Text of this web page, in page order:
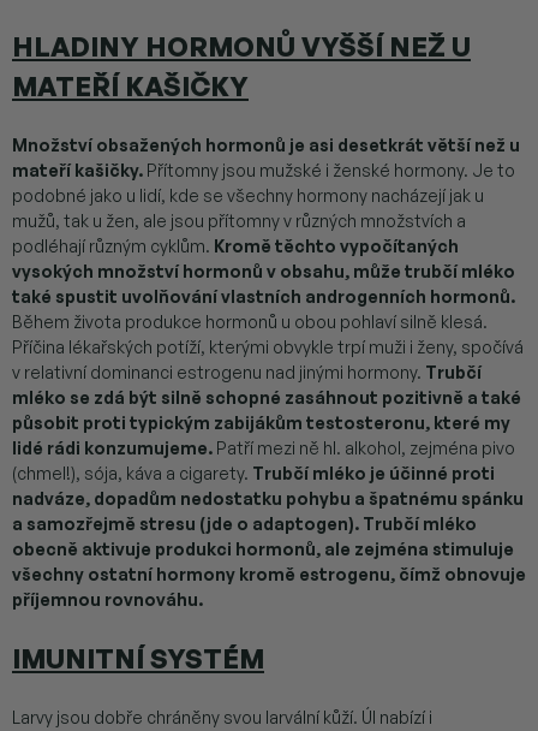
HLADINY HORMONŮ VYŠŠÍ NEŽ U
MATEŘÍ KAŠIČKY
Množství obsažených hormonů je asi desetkrát větší než u
mateří kašičky. Přítomny jsou mužské i ženské hormony. Je to
podobné jako u lidí, kde se všechny hormony nacházejí jak u
mužů, tak u žen, ale jsou přítomny v různých množstvích a
podléhají různým cyklům. Kromě těchto vypočítaných
vysokých množství hormonů v obsahu, může trubčí mléko
také spustit uvolňování vlastních androgenních hormonů.
Během života produkce hormonů u obou pohlaví silně klesá.
Příčina lékařských potíží, kterými obvykle trpí muži i ženy, spočívá
v relativní dominanci estrogenu nad jinými hormony. Trubčí
mléko se zdá být silně schopné zasáhnout pozitivně a také
působit proti typickým zabijákům testosteronu, které my
lidé rádi konzumujeme. Patří mezi ně hl. alkohol, zejména pivo
(chmel!), sója, káva a cigarety. Trubčí mléko je účinné proti
nadváze, dopadům nedostatku pohybu a špatnému spánku
a samozřejmě stresu (jde o adaptogen). Trubčí mléko
obecně aktivuje produkci hormonů, ale zejména stimuluje
všechny ostatní hormony kromě estrogenu, čímž obnovuje
příjemnou rovnováhu.
IMUNITNÍ SYSTÉM
Larvy jsou dobře chráněny svou larvální kůží. Úl nabízí i